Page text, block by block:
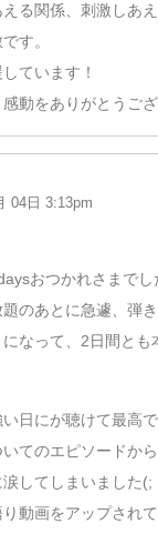
る関係、刺激しあ
す。
ています！
動をありがとうござ
04日 3:13pm
おつかれさまでし
のあとに急遽、弾
なって、2日間とも
日にが聴けて最高で
てのエピソードか
してしまいました(;
動画をアップされ